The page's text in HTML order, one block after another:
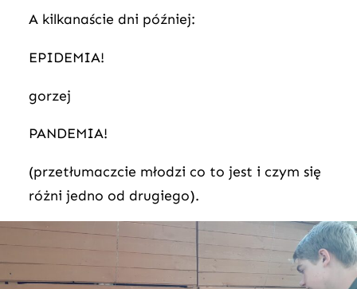
A kilkanaście dni później:
EPIDEMIA!
gorzej
PANDEMIA!
(przetłumaczcie młodzi co to jest i czym się
różni jedno od drugiego).